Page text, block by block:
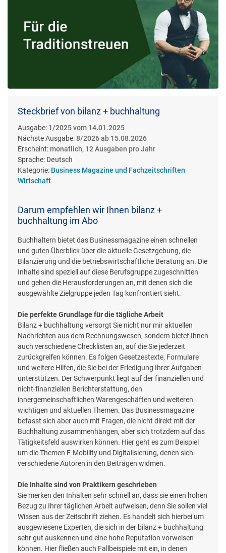
Steckbrief von bilanz + buchhaltung
Ausgabe: 1/2025 vom 14.01.2025
Nächste Ausgabe:8/2026 ab 15.08.2026
Erscheint: monatlich, 12 Ausgaben pro Jahr
Sprache: Deutsch
Kategorie: Business Magazine und Fachzeitschriften
Wirtschaft
Darum empfehlen wir Ihnen bilanz +
buchhaltung im Abo
Buchhaltern bietet das Businessmagazine einen schnellen
und guten Überblick über die aktuelle Gesetzgebung, die
Bilanzierung und die betriebswirtschaftliche Beratung an. Die
Inhalte sind speziell auf diese Berufsgruppe zugeschnitten
und gehen die Herausforderungen an, mit denen sich die
ausgewählte Zielgruppe jeden Tag konfrontiert sieht.
Die perfekte Grundlage für die tägliche Arbeit
Bilanz + buchhaltung versorgt Sie nicht nur mir aktuellen
Nachrichten aus dem Rechnungswesen, sondern bietet Ihnen
auch verschiedene Checklisten an, auf die Sie jederzeit
zurückgreifen können. Es folgen Gesetzestexte, Formulare
und weitere Hilfen, die Sie bei der Erledigung Ihrer Aufgaben
unterstützen. Der Schwerpunkt liegt auf der finanziellen und
nicht-finanziellen Berichterstattung, den
innergemeinschaftlichen Warengeschäften und weiteren
wichtigen und aktuellen Themen. Das Businessmagazine
befasst sich aber auch mit Fragen, die nicht direkt mit der
Buchhaltung zusammenhängen, aber sich trotzdem auf das
Tätigkeitsfeld auswirken können. Hier geht es zum Beispiel
um die Themen E-Mobility und Digitalisierung, denen sich
verschiedene Autoren in den Beiträgen widmen.
Die Inhalte sind von Praktikern geschrieben
Sie merken den Inhalten sehr schnell an, dass sie einen hohen
Bezug zu Ihrer täglichen Arbeit aufweisen, denn Sie sollen viel
Wissen aus der Zeitschrift ziehen. Es handelt sich hierbei um
ausgewiesene Experten, die sich in der bilanz + buchhaltung
sehr gut auskennen und eine hohe Reputation vorweisen
können. Hier fließen auch Fallbeispiele mit ein, in denen